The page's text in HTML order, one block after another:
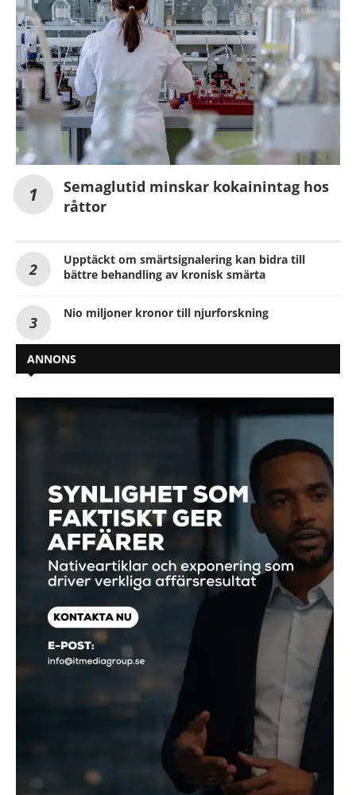
Semaglutid minskar kokainintag hos
råttor
Upptäckt om smärtsignalering kan bidra till
bättre behandling av kronisk smärta
Nio miljoner kronor till njurforskning
ANNONS